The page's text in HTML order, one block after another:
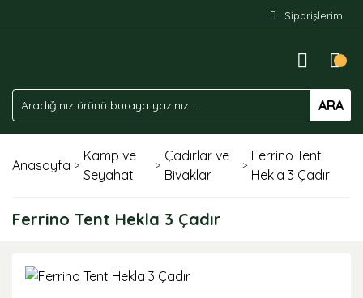
Siparişlerim
ARA
Anasayfa
Kamp ve
Seyahat
Çadırlar ve
Bivaklar
Ferrino Tent
Hekla 3 Çadır
Ferrino Tent Hekla 3 Çadır